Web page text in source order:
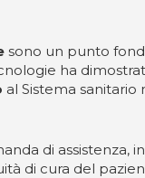
sono un punto
ha
al Sistema sanitario
di assistenza,
di cura del